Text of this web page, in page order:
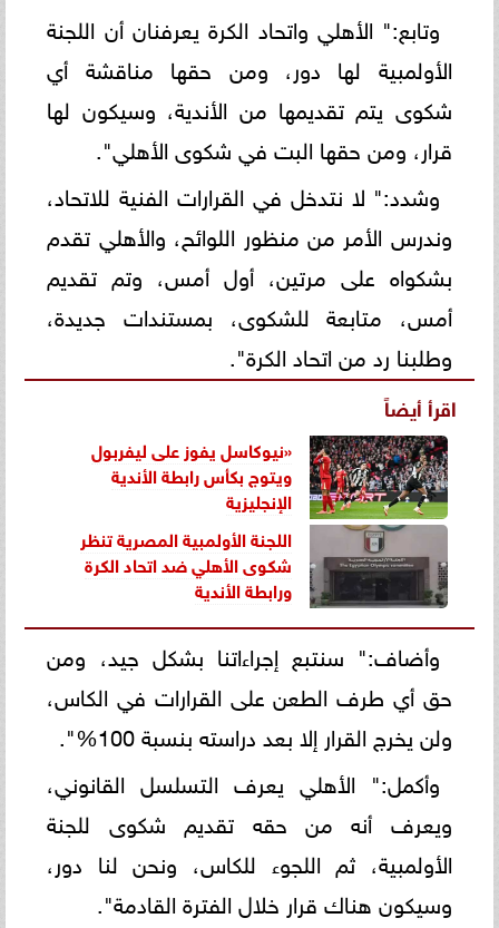
وتابع:" الأهلي واتحاد الكرة يعرفنان أن اللجنة
الأولمبية لها دور، ومن حقها مناقشة أي
شكوى يتم تقديمها من الأندية، وسيكون لها
قرار، ومن حقها البت في شكوى الأهلي".
وشدد:" لا نتدخل في القرارات الفنية للاتحاد،
وندرس الأمر من منظور اللوائح، والأهلي تقدم
بشكواه على مرتين، أول أمس، وتم تقديم
أمس، متابعة للشكوى، بمستندات جديدة،
وطلبنا رد من اتحاد الكرة".
اقرأ أيضاً
«نيوكاسل يفوز على ليفربول
ويتوج بكأس رابطة الأندية
الإنجليزية
اللجنة الأولمبية المصرية تنظر
شكوى الأهلي ضد اتحاد الكرة
ورابطة الأندية
وأضاف:" سنتبع إجراءاتنا بشكل جيد، ومن
حق أي طرف الطعن على القرارات في الكاس،
ولن يخرج القرار إلا بعد دراسته بنسبة 100%".
وأكمل:" الأهلي يعرف التسلسل القانوني،
ويعرف أنه من حقه تقديم شكوى للجنة
الأولمبية، ثم اللجوء للكاس، ونحن لنا دور،
وسيكون هناك قرار خلال الفترة القادمة".